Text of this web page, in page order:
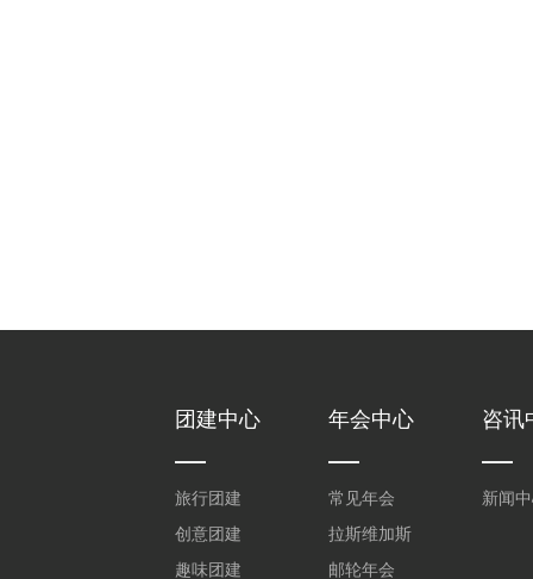
团建中心
旅行团建
创意团建
趣味团建
年会中心
常见年会
拉斯维加斯
邮轮年会
咨讯
新闻